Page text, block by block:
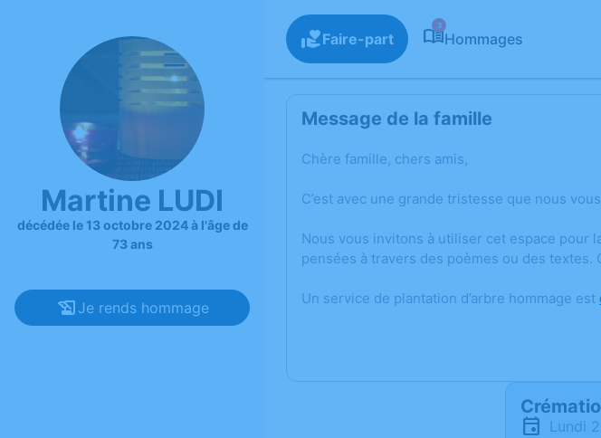
Martine LUDI
décédée le 13 octobre 2024 à l'âge de
73 ans
Je rends hommage
Faire-part
3
Hommages
Message de la famille
Chère famille, chers amis,
C’est avec une grande tristesse que nous
Nous vous invitons à utiliser cet espace pour
pensées à travers des poèmes ou des
Un service de plantation d’arbre hommage est
lundi